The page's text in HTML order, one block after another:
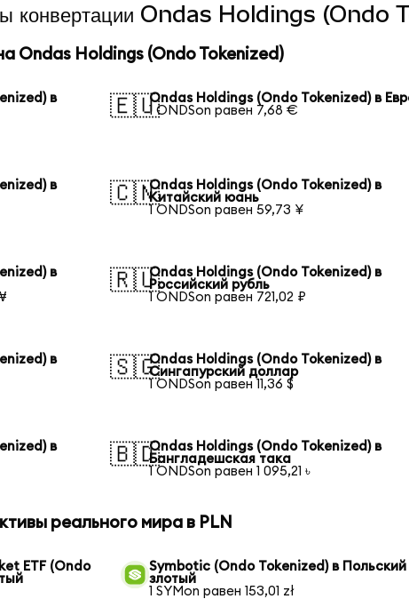
конвертации Ondas Holdings (Ondo
Ondas Holdings (Ondo Tokenized)
в
🇪🇺Ondas Holdings (Ondo Tokenized) в
1 ONDSon равен 7,68 €
в
🇨🇳Ondas Holdings (Ondo Tokenized) в
Китайский юань
1 ONDSon равен 59,73 ¥
в
🇷🇺Ondas Holdings (Ondo Tokenized) в
Российский рубль
1 ONDSon равен 721,02 ₽
в
🇸🇬Ondas Holdings (Ondo Tokenized) в
Сингапурский доллар
1 ONDSon равен 11,36 $
в
🇧🇩Ondas Holdings (Ondo Tokenized) в
Бангладешская така
1 ONDSon равен 1 095,21 ৳
реального мира в PLN
ETF (Ondo
Symbotic (Ondo Tokenized) в Польский
злотый
1 SYMon равен 153,01 zł